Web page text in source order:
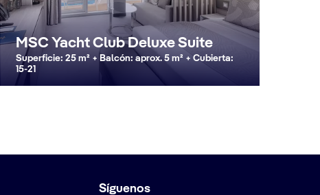
MSC Yacht Club Deluxe Suite
Superficie: 25 m² + Balcón: aprox. 5 m² + Cubierta:
15-21
Síguenos